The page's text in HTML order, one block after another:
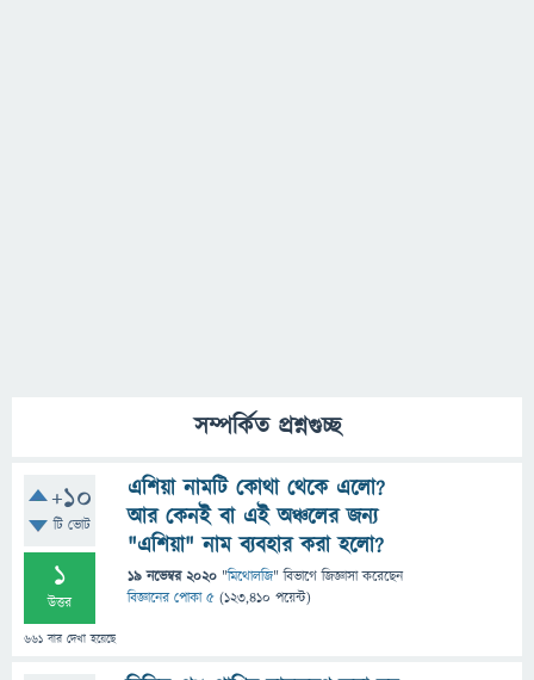
সম্পর্কিত প্রশ্নগুচ্ছ
+10
টি ভোট
1
উত্তর
661 বার দেখা হয়েছে
এশিয়া নামটি কোথা থেকে এলো?
আর কেনই বা এই অঞ্চলের জন্য
"এশিয়া" নাম ব্যবহার করা হলো?
19 নভেম্বর 2020 "মিথোলজি" বিভাগে জিজ্ঞাসাকরেছেন
বিজ্ঞানের পোকা ৫ (123,410 পয়েন্ট)